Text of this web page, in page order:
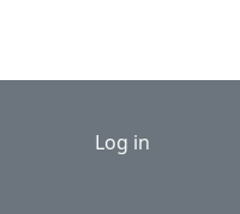
User
Log in